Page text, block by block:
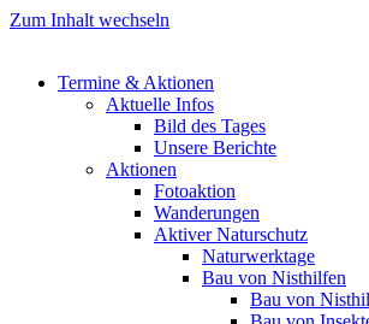
Zum Inhalt wechseln
Termine & Aktionen
Aktuelle Infos
Bild des Tages
Unsere Berichte
Aktionen
Fotoaktion
Wanderungen
Aktiver Naturschutz
Naturwerktage
Bau von Nisthilfen
Bau von